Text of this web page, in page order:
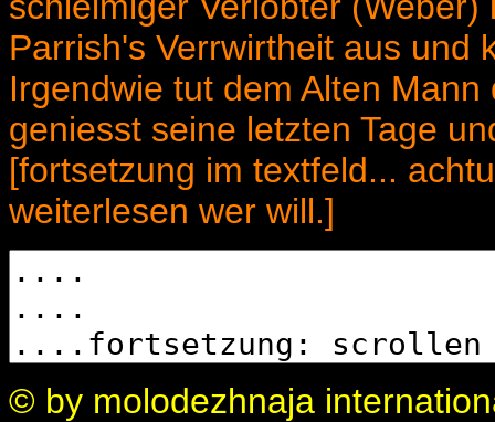
Parrish's Verrwirtheit aus und
Irgendwie tut dem Alten
geniesst seine letzten Tage
[fortsetzung im textfeld...
weiterlesen wer will.]
© by molodezhnaja